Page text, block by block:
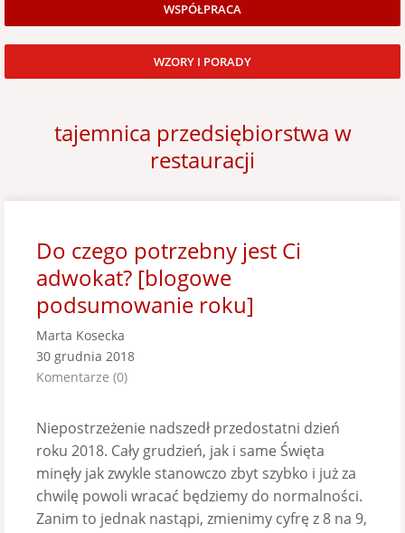
WSPÓŁPRACA
WZORY I PORADY
tajemnica przedsiębiorstwa w
restauracji
Do czego potrzebny jest Ci
adwokat? [blogowe
podsumowanie roku]
Marta Kosecka
30 grudnia 2018
Komentarze (0)
Niepostrzeżenie nadszedł przedostatni dzień
roku 2018. Cały grudzień, jak i same Święta
minęły jak zwykle stanowczo zbyt szybko i już za
chwilę powoli wracać będziemy do normalności.
Zanim to jednak nastąpi, zmienimy cyfrę z 8 na 9,